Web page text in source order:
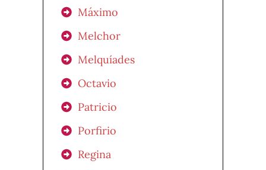
Máximo
Melchor
Melquíades
Octavio
Patricio
Porfirio
Regina